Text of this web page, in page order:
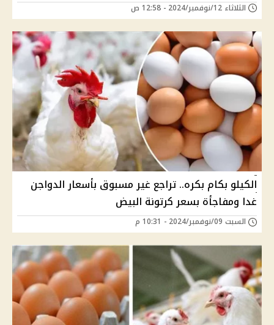
الثلاثاء 12/نوفمبر/2024 - 12:58 ص
الكيلو بكام بكره.. تراجع غير مسبوق بأسعار الدواجن
غدا ومفاجأة بسعر كرتونة البيض
السبت 09/نوفمبر/2024 - 10:31 م